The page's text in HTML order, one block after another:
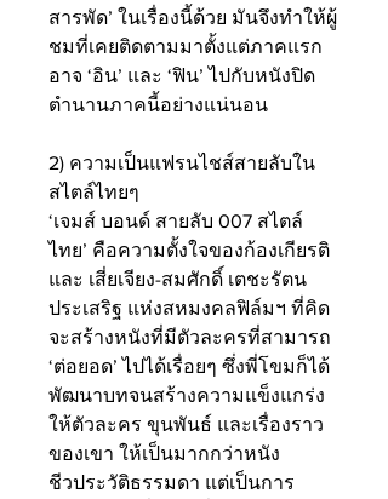
สารพัด’ ในเรื่องนี้ด้วย มันจึงทำให้ผู้
ชมที่เคยติดตามมาตั้งแต่ภาคแรก
อาจ ‘อิน’ และ ‘ฟิน’ ไปกับหนังปิด
ตำนานภาคนี้อย่างแน่นอน
2) ความเป็นแฟรนไชส์สายลับใน
สไตล์ไทยๆ
‘เจมส์ บอนด์ สายลับ 007 สไตล์
ไทย’ คือความตั้งใจของก้องเกียรติ
และ เสี่ยเจียง-สมศักดิ์ เตชะรัตน
ประเสริฐ แห่งสหมงคลฟิล์มฯ ที่คิด
จะสร้างหนังที่มีตัวละครที่สามารถ
‘ต่อยอด’ ไปได้เรื่อยๆ ซึ่งพี่โขมก็ได้
พัฒนาบทจนสร้างความแข็งแกร่ง
ให้ตัวละคร ขุนพันธ์ และเรื่องราว
ของเขา ให้เป็นมากกว่าหนัง
ชีวประวัติธรรมดา แต่เป็นการ